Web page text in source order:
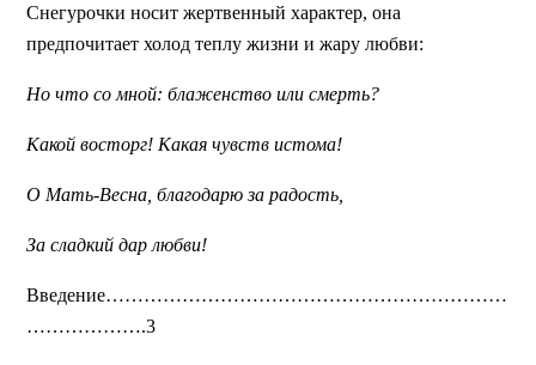
Снегурочки носит жертвенный характер, она
предпочитает холод теплу жизни и жару любви:
Но что со мной: блаженство или смерть?
Какой восторг! Какая чувств истома!
О Мать-Весна, благодарю за радость,
За сладкий дар любви!
Введение………………………………………………………
……………….3